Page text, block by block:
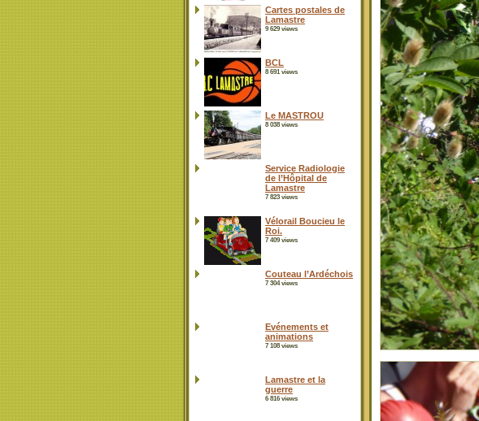
Cartes postales de
Lamastre
9 629 views
BCL
8 691 views
Le MASTROU
8 038 views
Service Radiologie
de l’Hôpital de
Lamastre
7 823 views
Vélorail Boucieu le
Roi.
7 409 views
Couteau l’Ardéchois
7 304 views
Evénements et
animations
7 108 views
Lamastre et la
guerre
6 816 views